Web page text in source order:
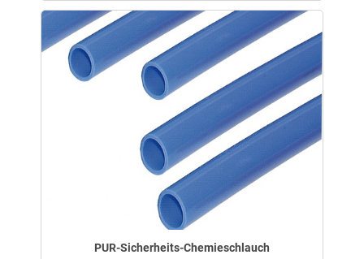
PUR-Sicherheits-Chemieschlauch